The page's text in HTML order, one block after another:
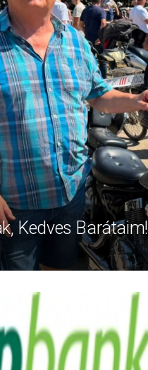
Kedves Barátaim!